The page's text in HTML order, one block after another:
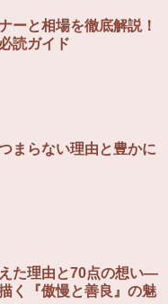
ーと相場を徹底解説！
読ガイド
まらない理由と豊かに
た理由と70点の想い—
く『傲慢と善良』の魅